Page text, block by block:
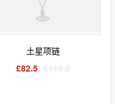
土星项链
£82.5 £110.0